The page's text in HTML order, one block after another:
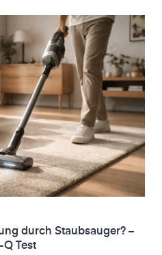
durch Staubsauger? –
Test